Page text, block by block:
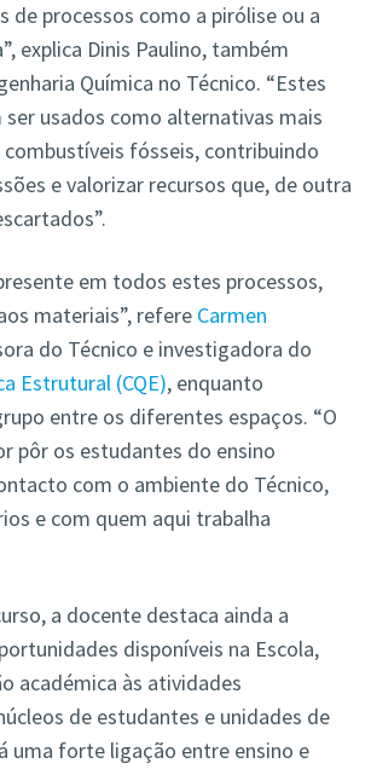
de processos como a pirólise ou a
explica Dinis Paulino, também
Química no Técnico. “Estes
usados como alternativas mais
fósseis, contribuindo
e valorizar recursos que, de outra
em todos estes processos,
materiais”, refere Carmen
do Técnico e investigadora do
Estrutural (CQE), enquanto
entre os diferentes espaços. “O
pôr os estudantes do ensino
com o ambiente do Técnico,
e com quem aqui trabalha
a docente destaca ainda a
disponíveis na Escola,
académica às atividades
de estudantes e unidades de
uma forte ligação entre ensino e